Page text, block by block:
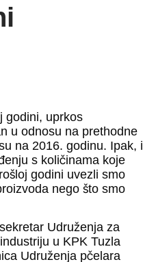
godini, uprkos
u odnosu na prethodne
na 2016. godinu. Ipak, i
s količinama koje
godini uvezli smo
nego što smo
Udruženja za
u KPK Tuzla
Udruženja pčelara